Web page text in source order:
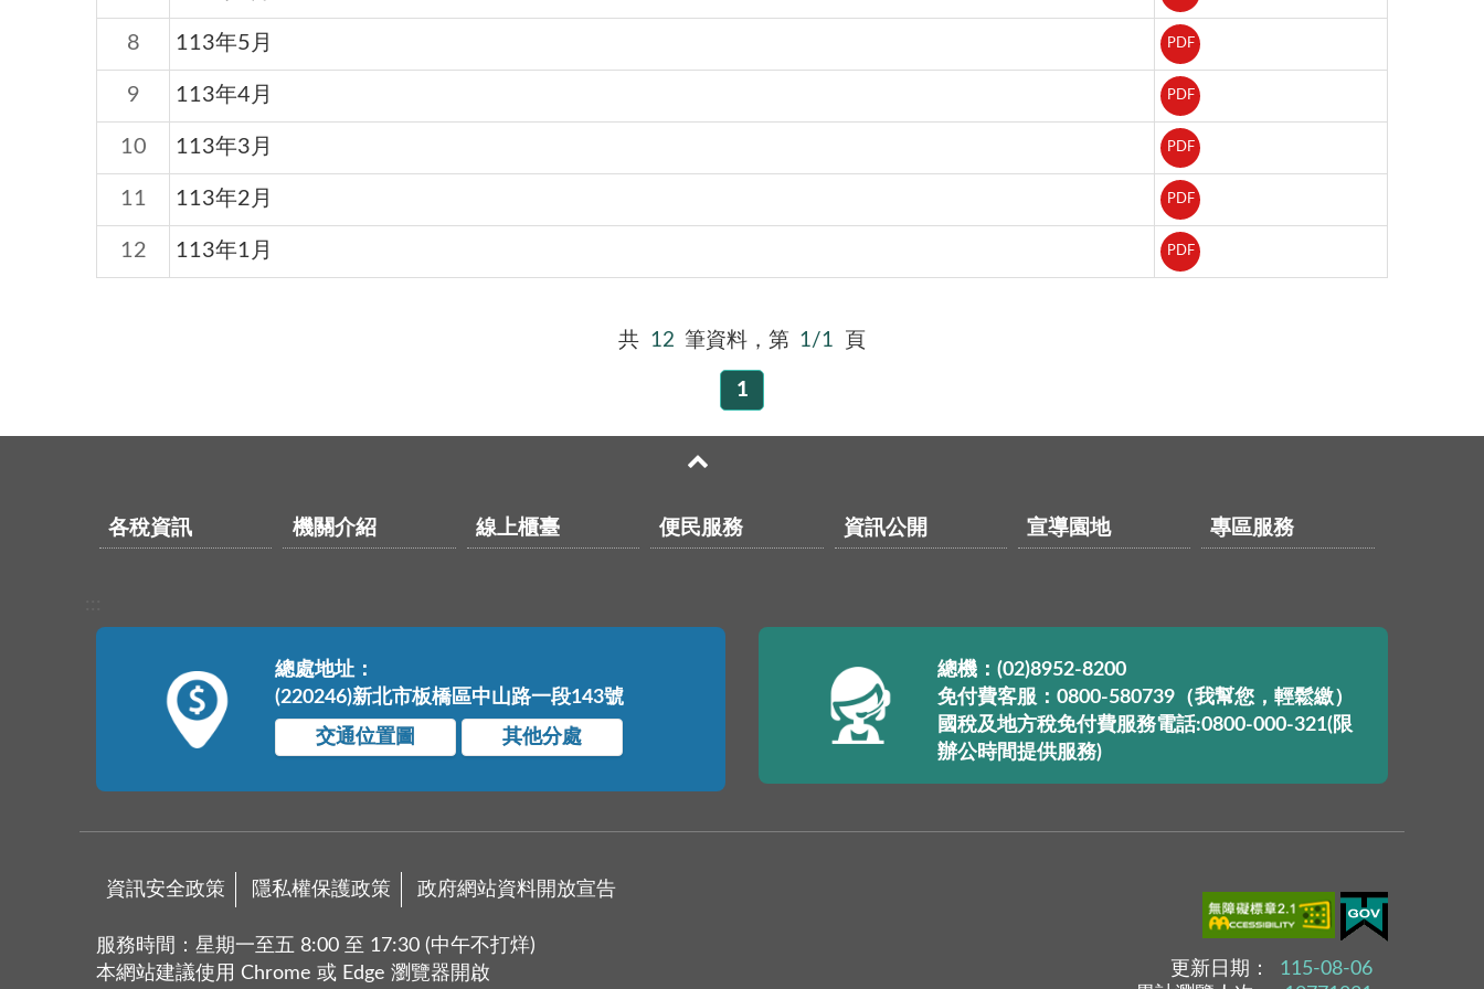
8 113年5月 PDF
9 113年4月 PDF
10 113年3月 PDF
11 113年2月 PDF
12 113年1月 PDF
共 12 筆資料，第 1/1 頁
1
各稅資訊 機關介紹 線上櫃臺 便民服務 資訊公開 宣導園地 專區服務
總處地址：
(220246)新北市板橋區中山路一段143號
交通位置圖
其他分處
總機：(02)8952-8200
免付費客服：0800-580739（我幫您，輕鬆繳）
國稅及地方稅免付費服務電話:0800-000-321(限
辦公時間提供服務)
資訊安全政策 隱私權保護政策 政府網站資料開放宣告
服務時間：星期一至五 8:00 至 17:30 (中午不打烊)
本網站建議使用 Chrome 或 Edge 瀏覽器開啟
更新日期：
115-08-06